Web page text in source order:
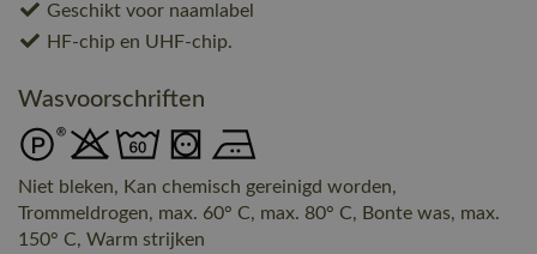
Geschikt voor naamlabel
HF-chip en UHF-chip.
Wasvoorschriften
Niet bleken, Kan chemisch gereinigd worden,
Trommeldrogen, max. 60° C, max. 80° C, Bonte was, max.
150° C, Warm strijken